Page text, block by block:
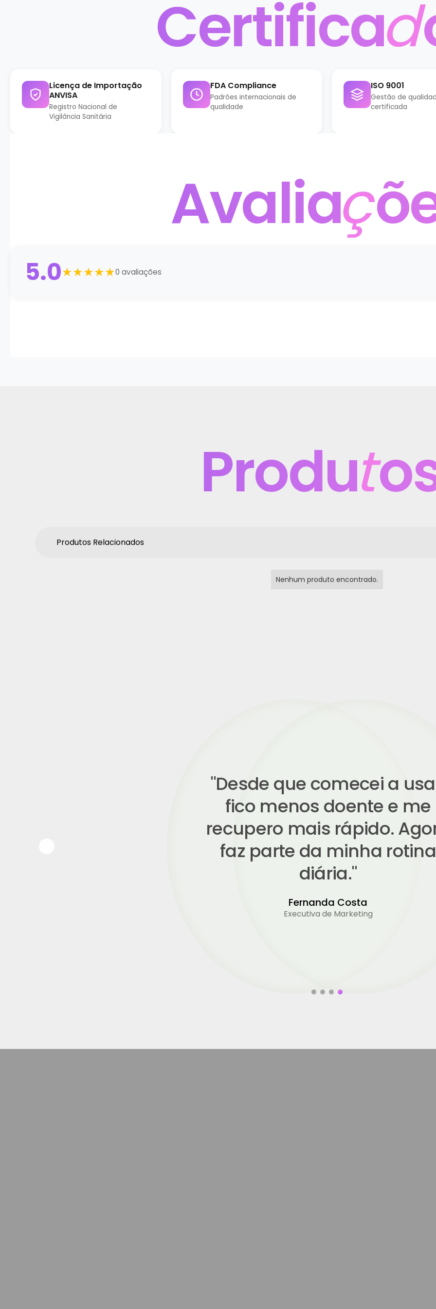
Certificad
Licença de Importação
ANVISA
Registro Nacional de
Vigilância Sanitária
FDA Compliance
Padrões internacionais de
qualidade
ISO 9001
Gestão de
certificada
Avaliaç
5.0★★★★★0 avaliações
Produt
Produtos Relacionados
Nenhum produto encontrado.
"Nunca me senti tão
Este é um produto essencial
para manter a saúde o
todo, apoiado por ciência
Produtor Musical